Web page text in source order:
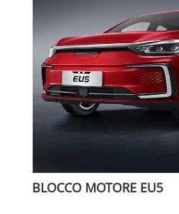
BLOCCO MOTORE EU5